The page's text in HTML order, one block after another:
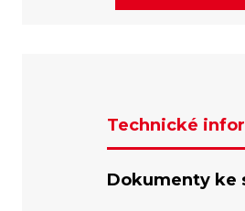
Technické
Dokumenty ke